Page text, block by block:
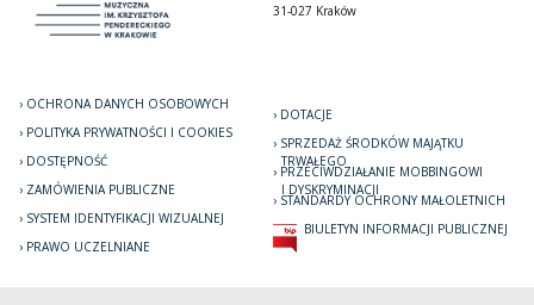
31-027 Kraków
OCHRONA DANYCH OSOBOWYCH
POLITYKA PRYWATNOŚCI I COOKIES
DOSTĘPNOŚĆ
ZAMÓWIENIA PUBLICZNE
SYSTEM IDENTYFIKACJI WIZUALNEJ
PRAWO UCZELNIANE
DOTACJE
SPRZEDAŻ ŚRODKÓW MAJĄTKU
TRWAŁEGO
PRZECIWDZIAŁANIE MOBBINGOWI
I DYSKRYMINACJI
STANDARDY OCHRONY MAŁOLETNICH
BIULETYN INFORMACJI PUBLICZNEJ